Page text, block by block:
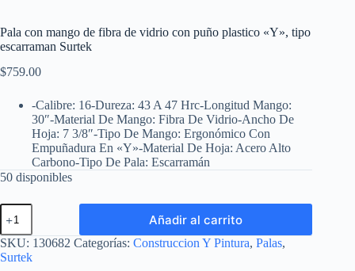
Pala con mango de fibra de vidrio con puño plastico «Y», tipo
escarraman Surtek
$759.00
-Calibre: 16-Dureza: 43 A 47 Hrc-Longitud Mango:
30″-Material De Mango: Fibra De Vidrio-Ancho De
Hoja: 7 3/8″-Tipo De Mango: Ergonómico Con
Empuñadura En «Y»-Material De Hoja: Acero Alto
Carbono-Tipo De Pala: Escarramán
50 disponibles
Pala
con
mango
de
fibra
Añadir al carrito
SKU: 130682 Categorías: Construccion Y Pintura, Palas,
Surtek